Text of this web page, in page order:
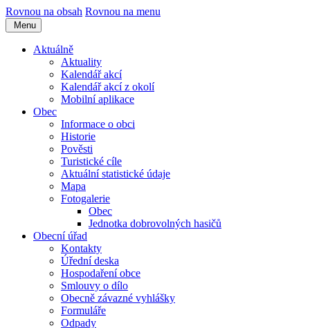
Rovnou na obsah Rovnou na menu
Menu
Aktuálně
Aktuality
Kalendář akcí
Kalendář akcí z okolí
Mobilní aplikace
Obec
Informace o obci
Historie
Pověsti
Turistické cíle
Aktuální statistické údaje
Mapa
Fotogalerie
Obec
Jednotka dobrovolných hasičů
Obecní úřad
Kontakty
Úřední deska
Hospodaření obce
Smlouvy o dílo
Obecně závazné vyhlášky
Formuláře
Odpady